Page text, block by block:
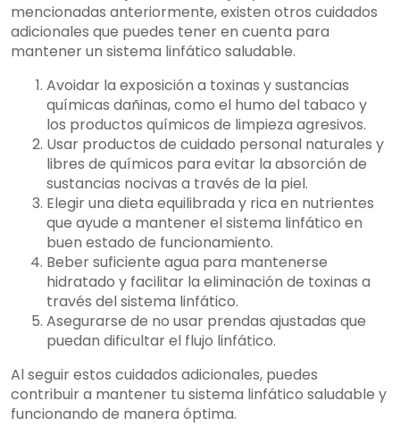
mencionadas anteriormente, existen otros cuidados
adicionales que puedes tener en cuenta para
mantener un sistema linfático saludable.
Avoidar la exposición a toxinas y sustancias
químicas dañinas, como el humo del tabaco y
los productos químicos de limpieza agresivos.
Usar productos de cuidado personal naturales y
libres de químicos para evitar la absorción de
sustancias nocivas a través de la piel.
Elegir una dieta equilibrada y rica en nutrientes
que ayude a mantener el sistema linfático en
buen estado de funcionamiento.
Beber suficiente agua para mantenerse
hidratado y facilitar la eliminación de toxinas a
través del sistema linfático.
Asegurarse de no usar prendas ajustadas que
puedan dificultar el flujo linfático.
Al seguir estos cuidados adicionales, puedes
contribuir a mantener tu sistema linfático saludable y
funcionando de manera óptima.